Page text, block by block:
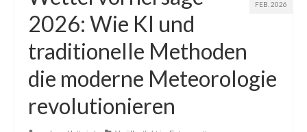
FEB. 2026
2026: Wie KI und
traditionelle Methoden
die moderne Meteorologie
revolutionieren